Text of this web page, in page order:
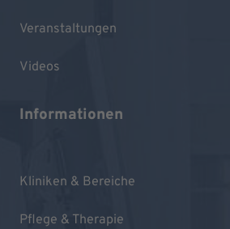
Veranstaltungen
Videos
Informationen
Kliniken & Bereiche
Pflege & Therapie